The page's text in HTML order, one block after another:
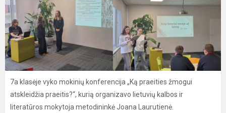
7a klasėje vyko mokinių konferencija „Ką praeities žmogui
atskleidžia praeitis?“, kurią organizavo lietuvių kalbos ir
literatūros mokytoja metodininkė Joana Laurutienė.